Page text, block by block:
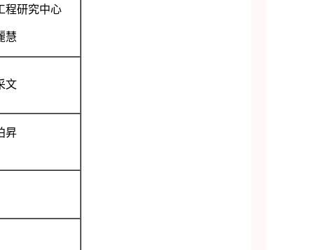
程研究中心
慧
文
昇